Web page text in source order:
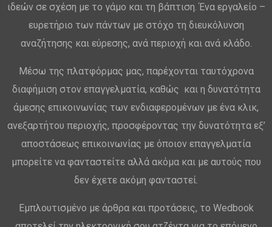
ιδεών σε σχέση με το γάμο και τη βάπτιση. Ένα εργαλείο –
ευρετήριο των πάντων με στόχο τη διευκόλυνση
αναζήτησης και εύρεσης, ανά περιοχή και ανά κλάδο.
Μέσω της πλατφόρμας μας, παρέχονται ταυτόχρονα
διαφήμιση στον επαγγελματία, καθώς και η δυνατότητα
άμεσης επικοινωνίας των ενδιαφερομένων με ένα κλικ,
ανεξαρτήτου περιοχής, προσφέροντας την δυνατότητα εξ’
αποστάσεως επικοινωνίας με όποιον επαγγελματία
μπορείτε να φανταστείτε αλλά ακόμα και με αυτούς που
δεν έχετε ακόμη φανταστεί.
Εμπλουτισμένο με άρθρα και προτάσεις, το Wedbook